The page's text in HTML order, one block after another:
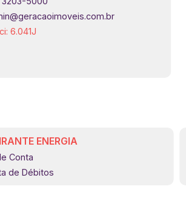
6.041J
ENERGIA
Conta
de Débitos